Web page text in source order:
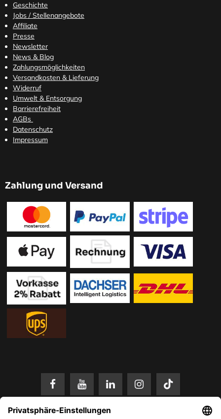
Geschichte
Jobs / Stellenangebote
Affiliate
Presse
Newsletter
News & Blog
Zahlungsmöglichkeiten
Versandkosten & Lieferung
Widerruf
Umwelt & Entsorgung
Barrierefreiheit
AGBs
Datenschutz
Impressum
Zahlung und Versand
* Alle Preise in EUR inkl. gesetzl. Mehrwertsteuer zzgl. Versandkosten.